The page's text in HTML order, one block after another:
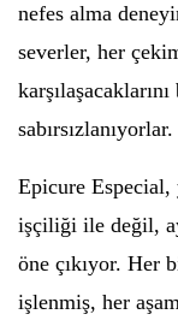
nefes alma
severler, her
sabırsızlanıyorlar.
Epicure Especial,
işçiliği ile değil,
öne çıkıyor. Her
işlenmiş, her